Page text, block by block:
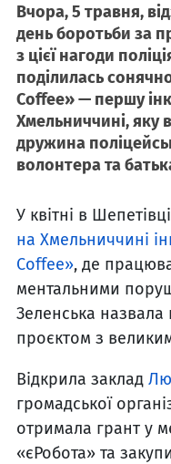
Вчора, 5 травня,
день боротьби за
з цієї нагоди
поділилась
Coffee» — першу
Хмельниччині, яку
дружина
волонтера та
У квітні в Шепетівці
на Хмельниччині
Coffee», де
ментальними
Зеленська
проєктом з
Відкрила заклад
громадської
отримала грант у
«єРобота» та